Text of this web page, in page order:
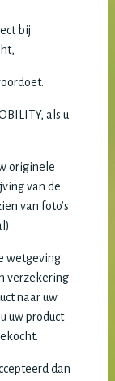
bij
als u
originele
van de
van foto’s
wetgeving
verzekering
naar uw
uw product
dan